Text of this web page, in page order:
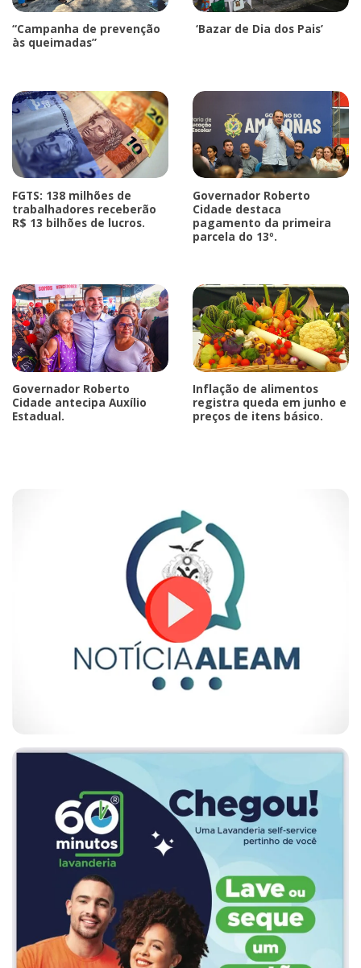
“Campanha de prevenção
às queimadas”
‘Bazar de Dia dos Pais’
FGTS: 138 milhões de
trabalhadores receberão
R$ 13 bilhões de lucros.
Governador Roberto
Cidade destaca
pagamento da primeira
parcela do 13º.
Governador Roberto
Cidade antecipa Auxílio
Estadual.
Inflação de alimentos
registra queda em junho e
preços de itens básico.